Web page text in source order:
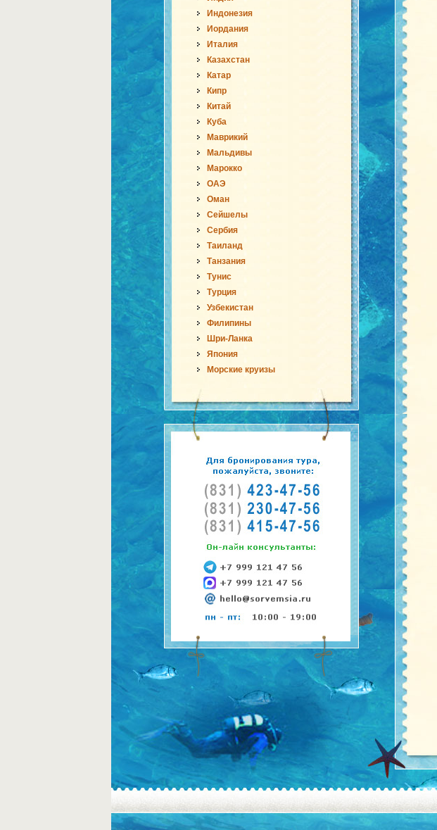
Индонезия
Иордания
Италия
Казахстан
Катар
Кипр
Китай
Куба
Маврикий
Мальдивы
Марокко
ОАЭ
Оман
Сейшелы
Сербия
Таиланд
Танзания
Тунис
Турция
Узбекистан
Филипины
Шри-Ланка
Япония
Морские круизы